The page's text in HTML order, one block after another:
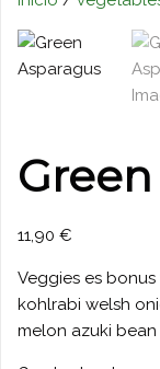
11,90 €
Veggies es
kohlrabi welsh
melon azuki bean